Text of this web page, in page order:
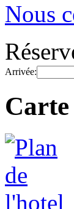
Nous
Arrivée: